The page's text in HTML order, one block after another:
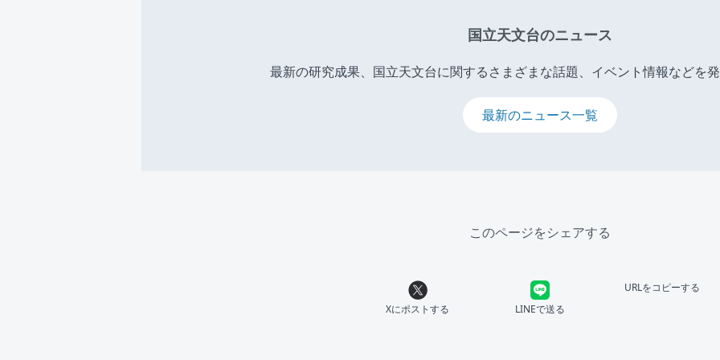
国立天文台のニュース
最新の研究成果、国立天文台に関するさまざまな話題、イベント情報などを発
最新のニュース一覧
このページをシェアする
Xにポストする LINEで送る
URLをコピーする